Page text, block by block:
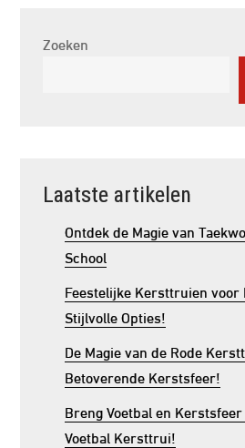
Zoeken
Laatste artikelen
Ontdek de Magie van
School
Feestelijke Kersttruien voor
Stijlvolle Opties!
De Magie van de Rode
Betoverende Kerstsfeer!
Breng Voetbal en
Voetbal Kersttrui!